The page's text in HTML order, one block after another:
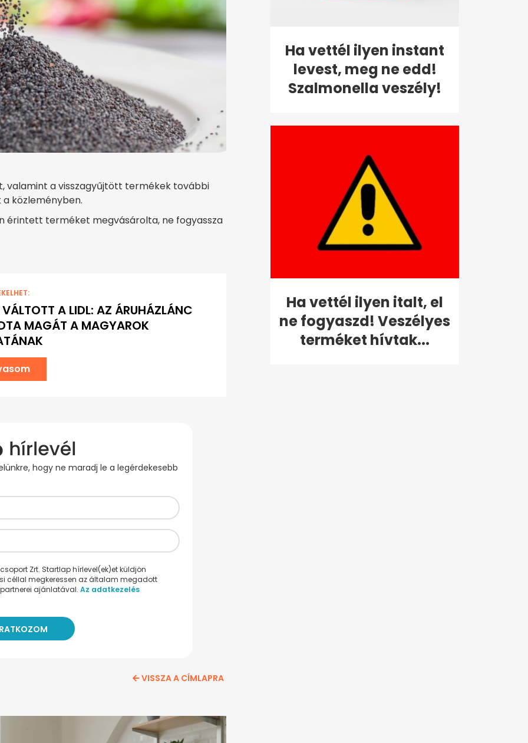
valamint a visszagyűjtött termékek további
közleményben.
érintett terméket megvásárolta, ne fogyassza
VÁLTOTT A LIDL: AZ ÁRUHÁZLÁNC
MAGÁT A MAGYAROK
hogy ne maradj le a legérdekesebb
Zrt. Startlap hírlevel(ek)et küldjön
céllal megkeressen az általam megadott
ajánlatával. Az adatkezelés
VISSZA A CÍMLAPRA
Ha vettél ilyen instant
levest, meg ne edd!
Szalmonella veszély!
Ha vettél ilyen italt, el
ne fogyaszd! Veszélyes
terméket hívtak...